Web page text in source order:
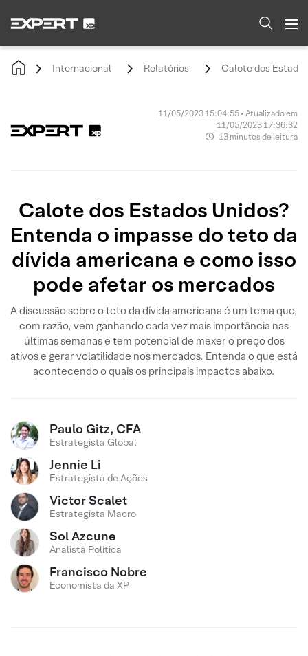
Internacional Relatórios Calote dos
11/05/2023 15:04:55 • Atualizado em
11/05/2023 17:36:32
13 minutos de leitura
Calote dos Estados Unidos?
Entenda o impasse do teto da
dívida americana e como isso
pode afetar os mercados
A discussão sobre o teto da dívida americana é um tema que,
com razão, vem ganhando cada vez mais importância nas
últimas semanas e tem potencial de mexer o preço dos
ativos e gerar volatilidade nos mercados. Entenda o que está
acontecendo o quais os principais impactos abaixo.
Paulo Gitz, CFA
Estrategista Global
Jennie Li
Estrategista de Ações
Victor Scalet
Estrategista Macro
Sol Azcune
Analista Política
Francisco Nobre
Economista da XP